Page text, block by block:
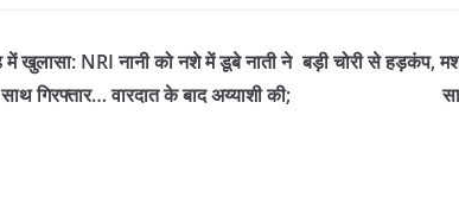
खुलासा: NRI नानी को नशे में डूबे नाती ने
गिरफ्तार… वारदात के बाद अय्याशी की;
बड़ी चोरी से हड़कंप,